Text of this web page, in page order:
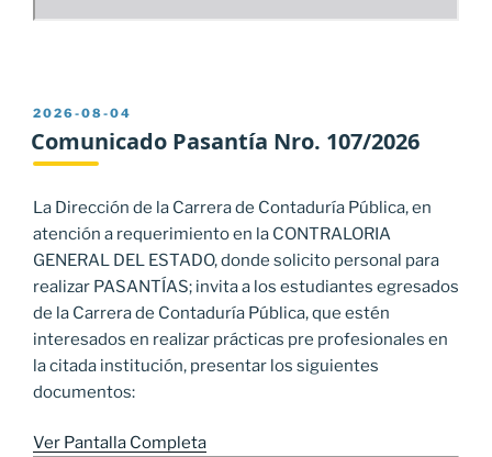
PUBLICADO
EL
2026-08-04
Comunicado Pasantía Nro. 107/2026
La Dirección de la Carrera de Contaduría Pública, en
atención a requerimiento en la CONTRALORIA
GENERAL DEL ESTADO, donde solicito personal para
realizar PASANTÍAS; invita a los estudiantes egresados
de la Carrera de Contaduría Pública, que estén
interesados en realizar prácticas pre profesionales en
la citada institución, presentar los siguientes
documentos:
Ver Pantalla Completa